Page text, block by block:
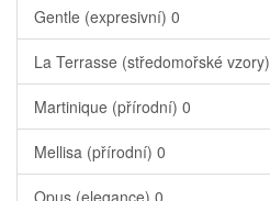
Gentle (expresivní) 0
La Terrasse (středomořské vzory)
Martinique (přírodní) 0
Mellisa (přírodní) 0